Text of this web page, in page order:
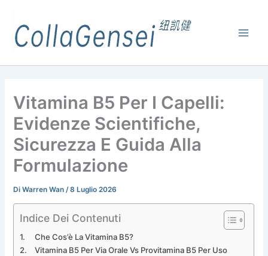
Vitamina B5 Per I Capelli:
Evidenze Scientifiche,
Sicurezza E Guida Alla
Formulazione
DiWarren Wan/8 Luglio 2026
Indice Dei Contenuti
Che Cos’è La Vitamina B5?
Vitamina B5 Per Via Orale Vs Provitamina B5 Per Uso